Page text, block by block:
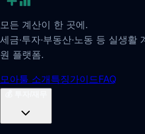
모든 계산이 한 곳에.
세금·투자·부동산·노동 등 실생
원 플랫폼.
모아툴 소개특징가이드FAQ